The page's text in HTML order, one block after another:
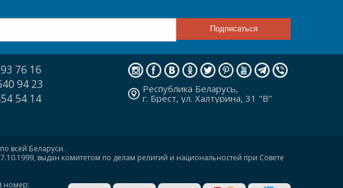
76 16
94 23
54 14
Республика Беларусь,
г. Брест, ул. Халтурина, 31 "В"
всей Беларуси.
выдан комитетом по делам религий и национальностей при Совете
номер: